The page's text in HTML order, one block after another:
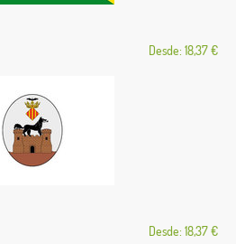
Desde: 18,37 €
Desde: 18,37 €